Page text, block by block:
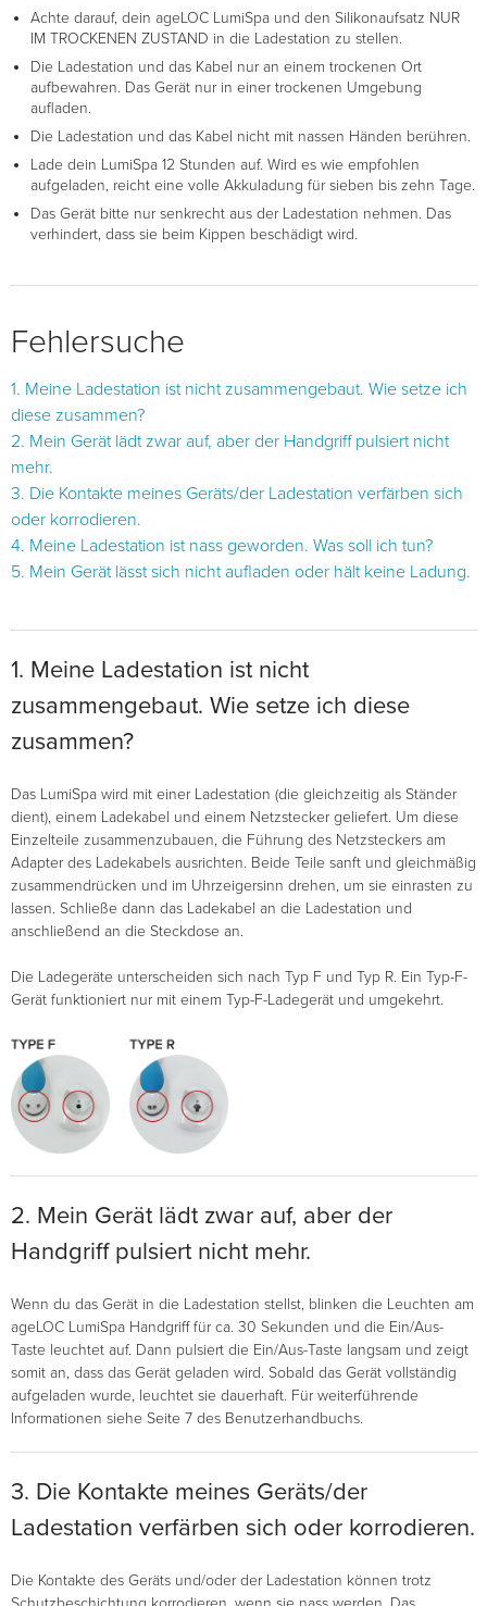
Achte darauf, dein ageLOC LumiSpa und den Silikonaufsatz NUR
IM TROCKENEN ZUSTAND in die Ladestation zu stellen.
Die Ladestation und das Kabel nur an einem trockenen Ort
aufbewahren. Das Gerät nur in einer trockenen Umgebung
aufladen.
Die Ladestation und das Kabel nicht mit nassen Händen berühren.
Lade dein LumiSpa 12 Stunden auf. Wird es wie empfohlen
aufgeladen, reicht eine volle Akkuladung für sieben bis zehn Tage.
Das Gerät bitte nur senkrecht aus der Ladestation nehmen. Das
verhindert, dass sie beim Kippen beschädigt wird.
Fehlersuche
1. Meine Ladestation ist nicht zusammengebaut. Wie setze ich
diese zusammen?
2. Mein Gerät lädt zwar auf, aber der Handgriff pulsiert nicht
mehr.
3. Die Kontakte meines Geräts/der Ladestation verfärben sich
oder korrodieren.
4. Meine Ladestation ist nass geworden. Was soll ich tun?
5. Mein Gerät lässt sich nicht aufladen oder hält keine Ladung.
1. Meine Ladestation ist nicht
zusammengebaut. Wie setze ich diese
zusammen?
Das LumiSpa wird mit einer Ladestation (die gleichzeitig als Ständer
dient), einem Ladekabel und einem Netzstecker geliefert. Um diese
Einzelteile zusammenzubauen, die Führung des Netzsteckers am
Adapter des Ladekabels ausrichten. Beide Teile sanft und gleichmäßig
zusammendrücken und im Uhrzeigersinn drehen, um sie einrasten zu
lassen. Schließe dann das Ladekabel an die Ladestation und
anschließend an die Steckdose an.
Die Ladegeräte unterscheiden sich nach Typ F und Typ R. Ein Typ-F-
Gerät funktioniert nur mit einem Typ-F-Ladegerät und umgekehrt.
2. Mein Gerät lädt zwar auf, aber der
Handgriff pulsiert nicht mehr.
Wenn du das Gerät in die Ladestation stellst, blinken die Leuchten am
ageLOC LumiSpa Handgriff für ca. 30 Sekunden und die Ein/Aus-
Taste leuchtet auf. Dann pulsiert die Ein/Aus-Taste langsam und zeigt
somit an, dass das Gerät geladen wird. Sobald das Gerät vollständig
aufgeladen wurde, leuchtet sie dauerhaft. Für weiterführende
Informationen siehe Seite 7 des Benutzerhandbuchs.
3. Die Kontakte meines Geräts/der
Ladestation verfärben sich oder korrodieren.
Die Kontakte des Geräts und/oder der Ladestation können trotz